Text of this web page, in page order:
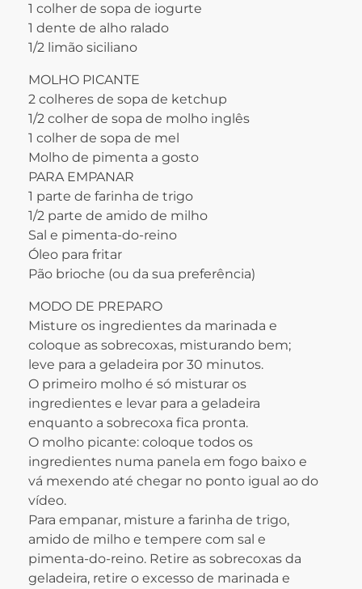
1 colher de sopa de iogurte
1 dente de alho ralado
1/2 limão siciliano
MOLHO PICANTE
2 colheres de sopa de ketchup
1/2 colher de sopa de molho inglês
1 colher de sopa de mel
Molho de pimenta a gosto
PARA EMPANAR
1 parte de farinha de trigo
1/2 parte de amido de milho
Sal e pimenta-do-reino
Óleo para fritar
Pão brioche (ou da sua preferência)
MODO DE PREPARO
Misture os ingredientes da marinada e
coloque as sobrecoxas, misturando bem;
leve para a geladeira por 30 minutos.
O primeiro molho é só misturar os
ingredientes e levar para a geladeira
enquanto a sobrecoxa fica pronta.
O molho picante: coloque todos os
ingredientes numa panela em fogo baixo e
vá mexendo até chegar no ponto igual ao do
vídeo.
Para empanar, misture a farinha de trigo,
amido de milho e tempere com sal e
pimenta-do-reino. Retire as sobrecoxas da
geladeira, retire o excesso de marinada e